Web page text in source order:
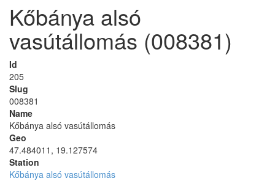
Kőbánya alsó
vasútállomás (008381)
Id
205
Slug
008381
Name
Kőbánya alsó vasútállomás
Geo
47.484011, 19.127574
Station
Kőbánya alsó vasútállomás